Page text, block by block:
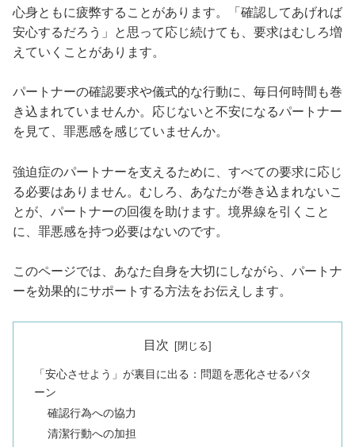
心身ともに疲弊することがあります。「確認してあげれば
安心するだろう」と思って応じ続けても、要求はむしろ増
えていくことがあります。
パートナーの確認要求や儀式的な行動に、毎日何時間も巻
き込まれていませんか。応じないと不安になるパートナー
を見て、罪悪感を感じていませんか。
強迫症のパートナーを支えるために、すべての要求に応じ
る必要はありません。むしろ、あなたが巻き込まれないこ
とが、パートナーの回復を助けます。境界線を引くこと
に、罪悪感を持つ必要はないのです。
このページでは、あなた自身を大切にしながら、パートナ
ーを効果的にサポートする方法をお伝えします。
目次
「安心させよう」が裏目に出る：問題を悪化させるパタ
ーン
確認行為への協力
清潔行動への加担